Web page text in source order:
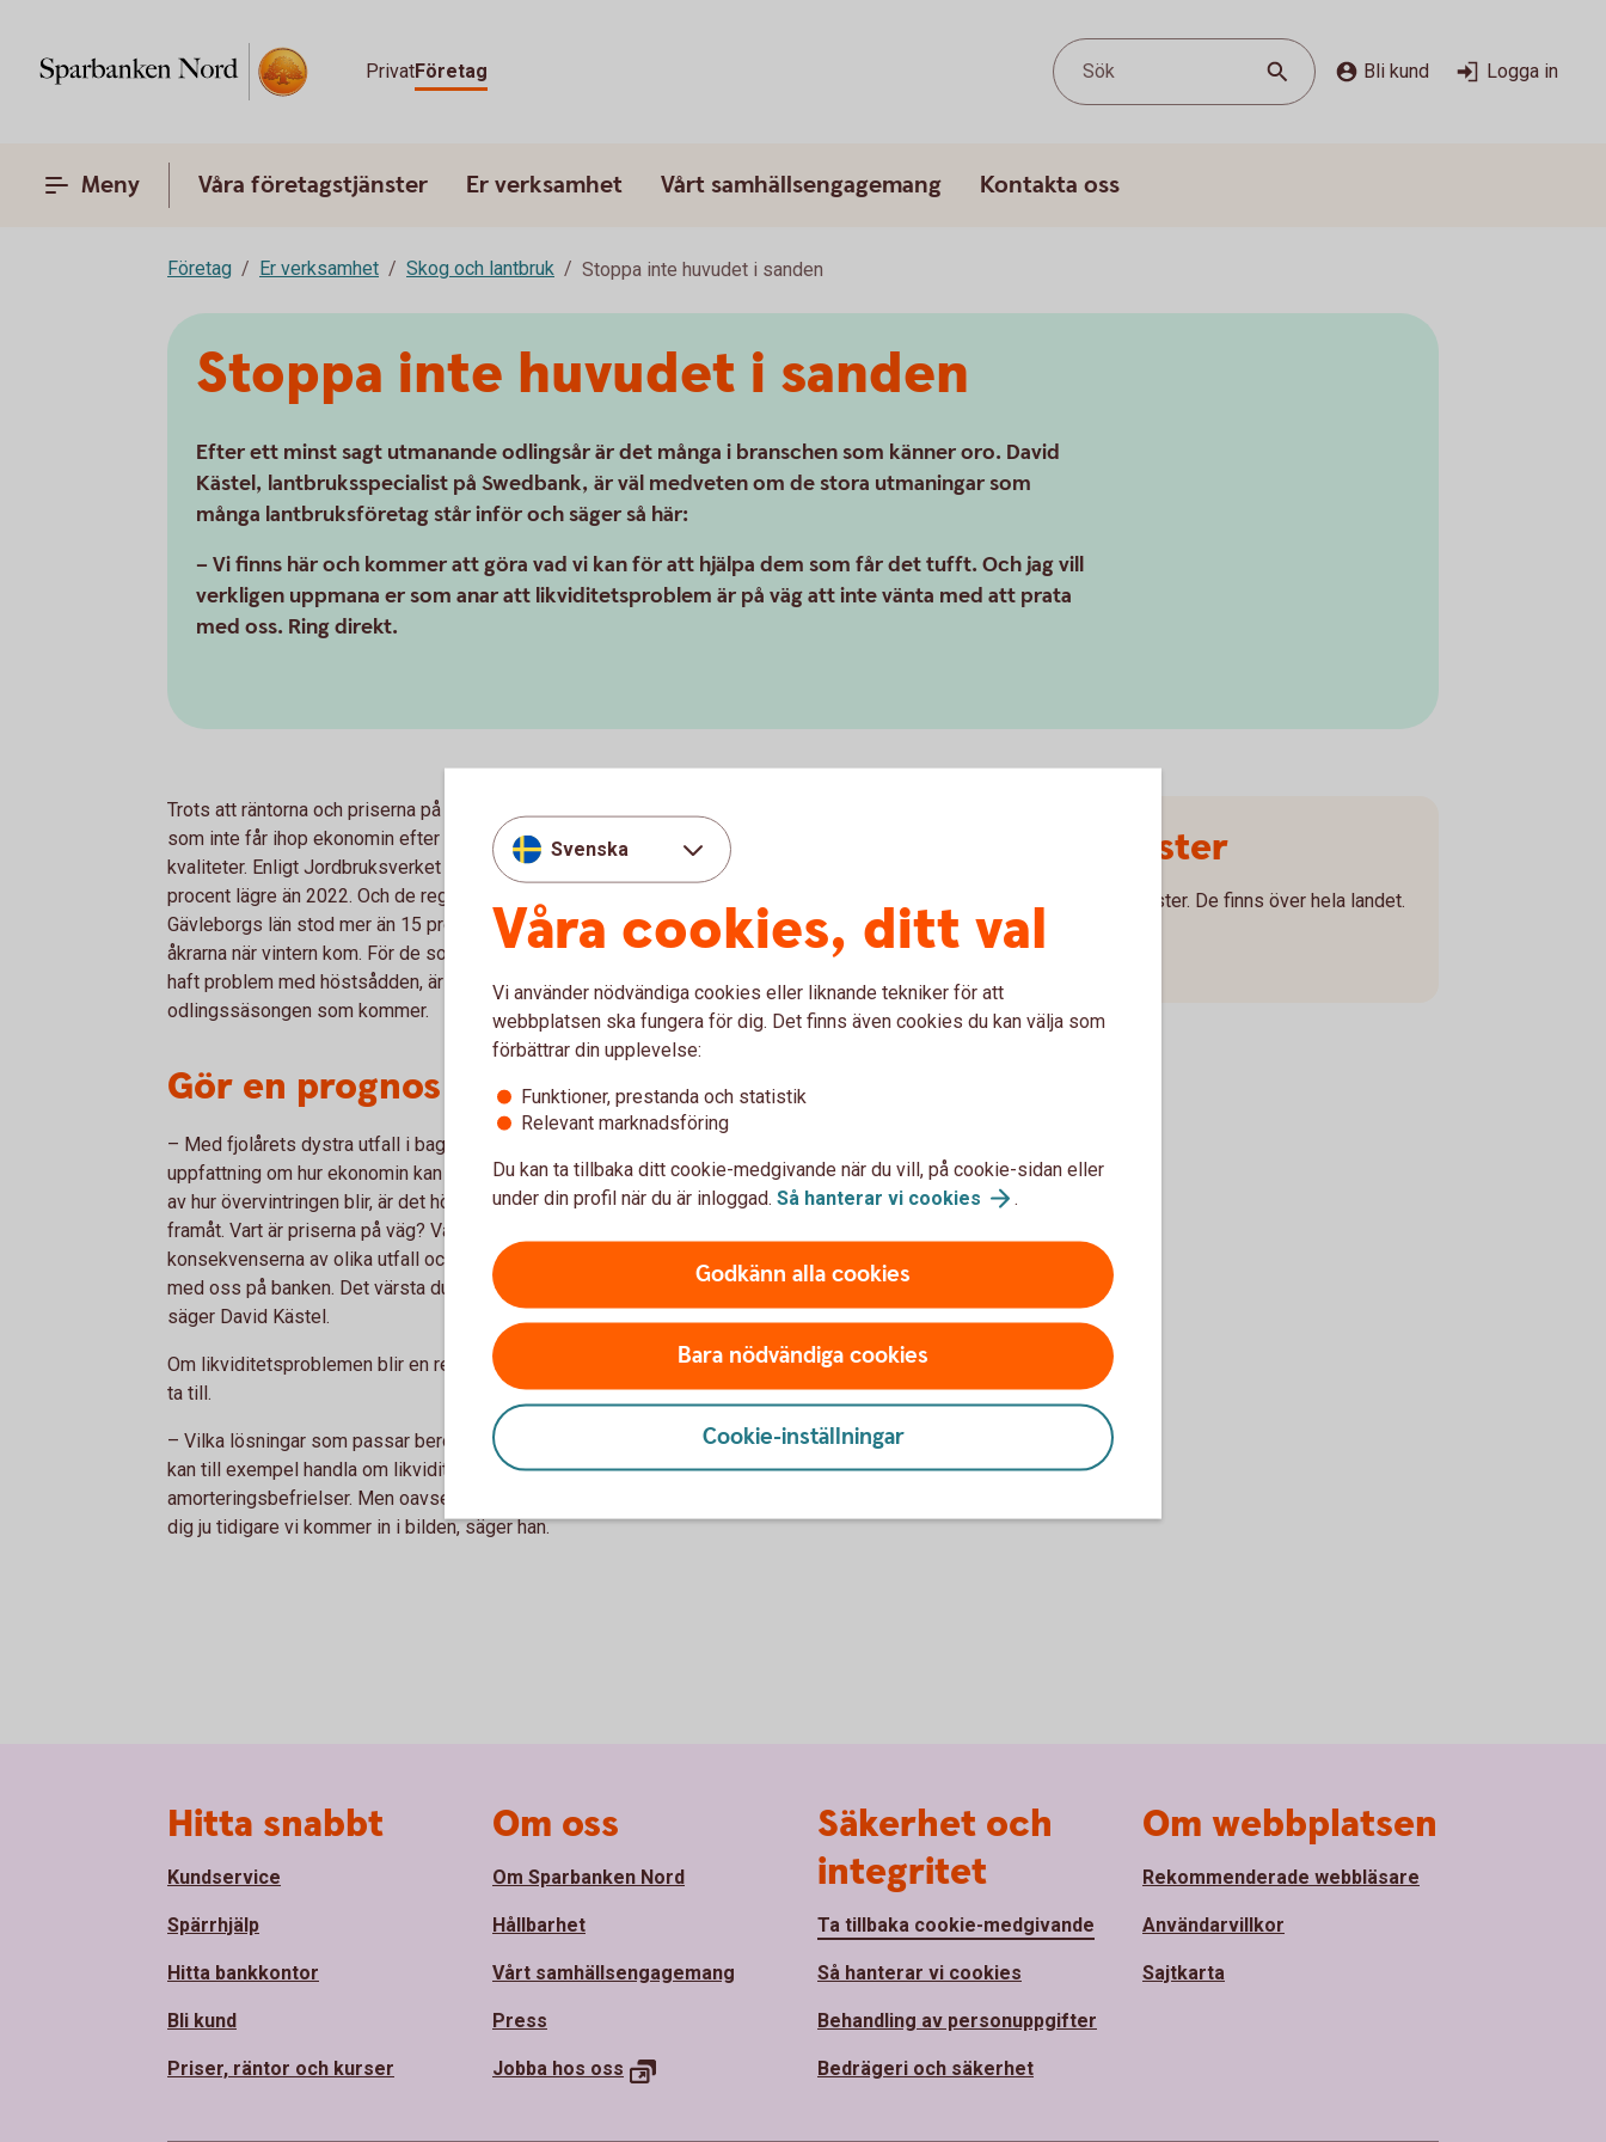
PrivatFöretag Sök Bli kund Logga in
Meny Våra företagstjänster Er verksamhet Vårt samhällsengagemang Kontakta oss
Företag Er verksamhet Skog och lantbruk Stoppa inte huvudet i sanden
Stoppa inte huvudet i sanden
Efter ett minst sagt utmanande odlingsår är det många i branschen som känner oro. David
Kästel, lantbruksspecialist på Swedbank, är väl medveten om de stora utmaningar som
många lantbruksföretag står inför och säger så här:
– Vi finns här och kommer att göra vad vi kan för att hjälpa dem som får det tufft. Och jag vill
verkligen uppmana er som anar att likviditetsproblem är på väg att inte vänta med att prata
med oss. Ring direkt.
Trots att räntorna och priserna på diesel och gödning har fallit är det många
som inte får ihop ekonomin efter förra årets svaga skördar med låga
kvaliteter. Enligt Jordbruksverket blev spannmålsskördarna i Sverige i 27
procent lägre än 2022. Och de regionala skillnaderna var stora. I
Gävleborgs län stod mer än 15 procent av spannmålsskörden kvar på
åkrarna när vintern kom. För de som fick låga skördar i fjol, och dessutom
haft problem med höstsådden, är riskexponeringen extra stor inför
odlingssäsongen som kommer.
Gör en prognos
– Med fjolårets dystra utfall i bagaget är det extra viktigt att skaffa sig en
uppfattning om hur ekonomin kan bli framöver. Nu, när det går att få en bild
av hur övervintringen blir, är det hög tid att göra prognoser för nästa år och
framåt. Vart är priserna på väg? Vad händer med räntorna på lånen? Vad blir
konsekvenserna av olika utfall och scenarier? Räkna, fundera och prata
med oss på banken. Det värsta du kan göra är att stoppa huvudet i sanden,
säger David Kästel.
Om likviditetsproblemen blir en realitet har banken ett antal hjälpmedel att
ta till.
– Vilka lösningar som passar beror givetvis på förutsättningarna, men det
kan till exempel handla om likviditetslån, EU-krediter och eventuella
amorteringsbefrielser. Men oavsett hur lösning ser ut blir den bättre för
dig ju tidigare vi kommer in i bilden, säger han.
Lantbruksspecialister
Prata med bankens lantbruksspecialister. De finns över hela landet.
Svenska
Våra cookies, ditt val
Vi använder nödvändiga cookies eller liknande tekniker för att
webbplatsen ska fungera för dig. Det finns även cookies du kan välja som
förbättrar din upplevelse:
Funktioner, prestanda och statistik
Relevant marknadsföring
Du kan ta tillbaka ditt cookie-medgivande när du vill, på cookie-sidan eller
under din profil när du är inloggad. Så hanterar vi cookies .
Godkänn alla cookies
Bara nödvändiga cookies
Cookie-inställningar
Hitta snabbt
Kundservice
Spärrhjälp
Hitta bankkontor
Bli kund
Priser, räntor och kurser
Om oss
Om Sparbanken Nord
Hållbarhet
Vårt samhällsengagemang
Press
Jobba hos oss
Säkerhet och
integritet
Ta tillbaka cookie-medgivande
Så hanterar vi cookies
Behandling av personuppgifter
Bedrägeri och säkerhet
Om webbplatsen
Rekommenderade webbläsare
Användarvillkor
Sajtkarta